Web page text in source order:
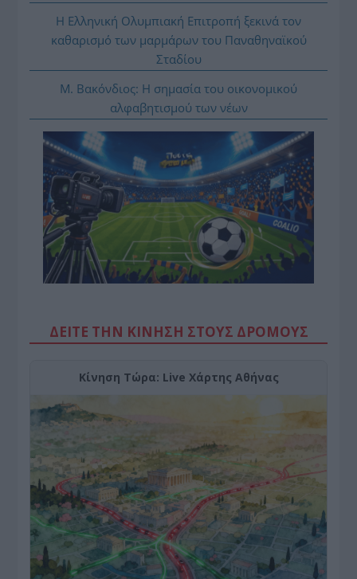
Η Ελληνική Ολυμπιακή Επιτροπή ξεκινά τον
καθαρισμό των μαρμάρων του Παναθηναϊκού
Σταδίου
Μ. Βακόνδιος: H σημασία του οικονομικού
αλφαβητισμού των νέων
ΔΕΙΤΕ ΤΗΝ ΚΙΝΗΣΗ ΣΤΟΥΣ ΔΡΌΜΟΥΣ
Κίνηση Τώρα: Live Χάρτης Αθήνας